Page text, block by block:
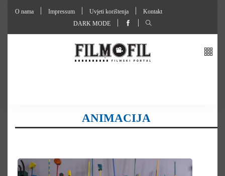
O nama Impressum Uvjeti korištenja
Kontakt
DARK MODE
ANIMACIJA